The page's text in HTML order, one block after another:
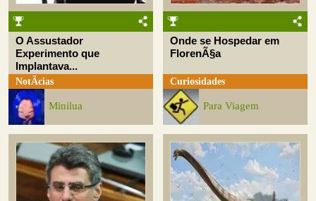
O Assustador
Experimento que
Implantava...
NotÃ­cias
Minilua
Onde se Hospedar em
FlorenÃ§a
Curiosidades
Para Viagem